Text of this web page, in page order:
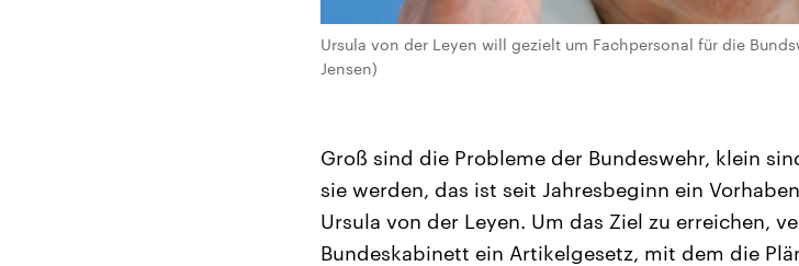
Ursula von der Leyen will gezielt um Fachpersonal für die
Jensen)
Groß sind die Probleme der Bundeswehr, klein
sie werden, das ist seit Jahresbeginn ein
Ursula von der Leyen. Um das Ziel zu erreichen,
Bundeskabinett ein Artikelgesetz, mit dem die